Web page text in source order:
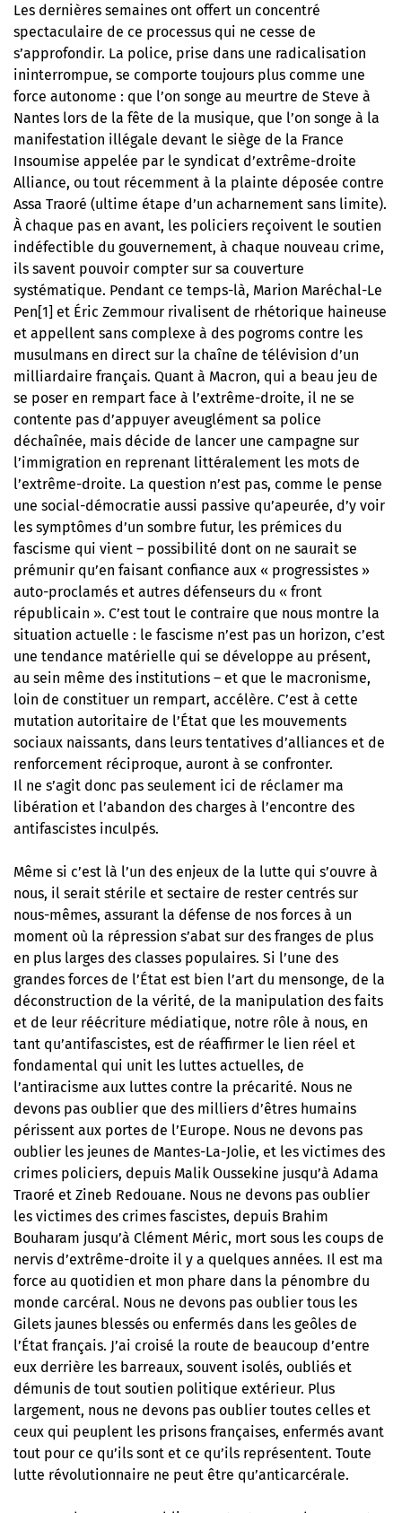
Les dernières semaines ont offert un concentré
spectaculaire de ce processus qui ne cesse de
s’approfondir. La police, prise dans une radicalisation
ininterrompue, se comporte toujours plus comme une
force autonome : que l’on songe au meurtre de Steve à
Nantes lors de la fête de la musique, que l’on songe à la
manifestation illégale devant le siège de la France
Insoumise appelée par le syndicat d’extrême-droite
Alliance, ou tout récemment à la plainte déposée contre
Assa Traoré (ultime étape d’un acharnement sans limite).
À chaque pas en avant, les policiers reçoivent le soutien
indéfectible du gouvernement, à chaque nouveau crime,
ils savent pouvoir compter sur sa couverture
systématique. Pendant ce temps-là, Marion Maréchal-Le
Pen[1] et Éric Zemmour rivalisent de rhétorique haineuse
et appellent sans complexe à des pogroms contre les
musulmans en direct sur la chaîne de télévision d’un
milliardaire français. Quant à Macron, qui a beau jeu de
se poser en rempart face à l’extrême-droite, il ne se
contente pas d’appuyer aveuglément sa police
déchaînée, mais décide de lancer une campagne sur
l’immigration en reprenant littéralement les mots de
l’extrême-droite. La question n’est pas, comme le pense
une social-démocratie aussi passive qu’apeurée, d’y voir
les symptômes d’un sombre futur, les prémices du
fascisme qui vient – possibilité dont on ne saurait se
prémunir qu’en faisant confiance aux « progressistes »
auto-proclamés et autres défenseurs du « front
républicain ». C’est tout le contraire que nous montre la
situation actuelle : le fascisme n’est pas un horizon, c’est
une tendance matérielle qui se développe au présent,
au sein même des institutions – et que le macronisme,
loin de constituer un rempart, accélère. C’est à cette
mutation autoritaire de l’État que les mouvements
sociaux naissants, dans leurs tentatives d’alliances et de
renforcement réciproque, auront à se confronter.
Il ne s’agit donc pas seulement ici de réclamer ma
libération et l’abandon des charges à l’encontre des
antifascistes inculpés.
Même si c’est là l’un des enjeux de la lutte qui s’ouvre à
nous, il serait stérile et sectaire de rester centrés sur
nous-mêmes, assurant la défense de nos forces à un
moment où la répression s’abat sur des franges de plus
en plus larges des classes populaires. Si l’une des
grandes forces de l’État est bien l’art du mensonge, de la
déconstruction de la vérité, de la manipulation des faits
et de leur réécriture médiatique, notre rôle à nous, en
tant qu’antifascistes, est de réaffirmer le lien réel et
fondamental qui unit les luttes actuelles, de
l’antiracisme aux luttes contre la précarité. Nous ne
devons pas oublier que des milliers d’êtres humains
périssent aux portes de l’Europe. Nous ne devons pas
oublier les jeunes de Mantes-La-Jolie, et les victimes des
crimes policiers, depuis Malik Oussekine jusqu’à Adama
Traoré et Zineb Redouane. Nous ne devons pas oublier
les victimes des crimes fascistes, depuis Brahim
Bouharam jusqu’à Clément Méric, mort sous les coups de
nervis d’extrême-droite il y a quelques années. Il est ma
force au quotidien et mon phare dans la pénombre du
monde carcéral. Nous ne devons pas oublier tous les
Gilets jaunes blessés ou enfermés dans les geôles de
l’État français. J’ai croisé la route de beaucoup d’entre
eux derrière les barreaux, souvent isolés, oubliés et
démunis de tout soutien politique extérieur. Plus
largement, nous ne devons pas oublier toutes celles et
ceux qui peuplent les prisons françaises, enfermés avant
tout pour ce qu’ils sont et ce qu’ils représentent. Toute
lutte révolutionnaire ne peut être qu’anticarcérale.